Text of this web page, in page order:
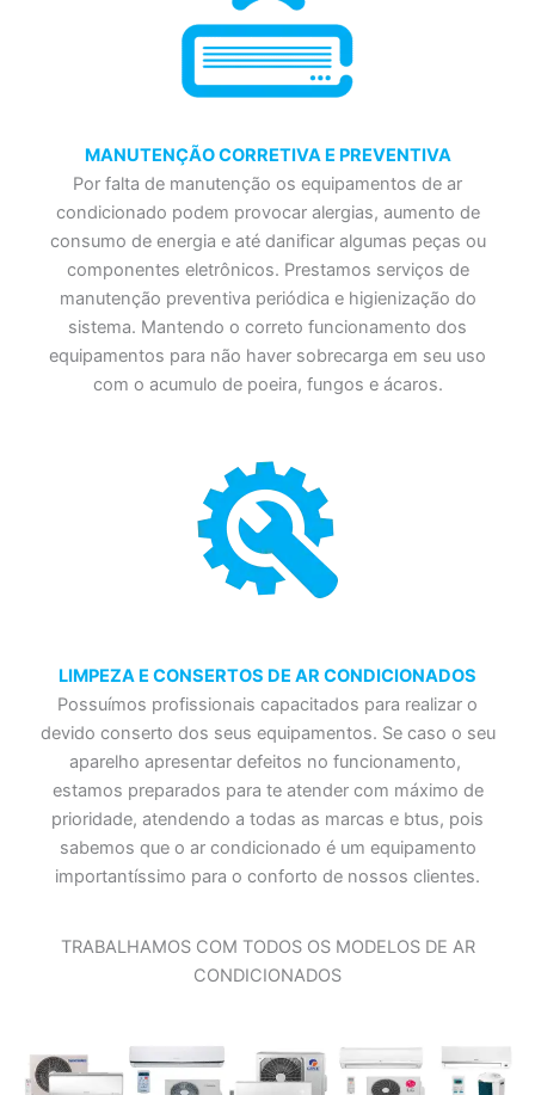
MANUTENÇÃO CORRETIVA E PREVENTIVA
Por falta de manutenção os equipamentos de ar
condicionado podem provocar alergias, aumento de
consumo de energia e até danificar algumas peças ou
componentes eletrônicos. Prestamos serviços de
manutenção preventiva periódica e higienização do
sistema. Mantendo o correto funcionamento dos
equipamentos para não haver sobrecarga em seu uso
com o acumulo de poeira, fungos e ácaros.
LIMPEZA E CONSERTOS DE AR CONDICIONADOS
Possuímos profissionais capacitados para realizar o
devido conserto dos seus equipamentos. Se caso o seu
aparelho apresentar defeitos no funcionamento,
estamos preparados para te atender com máximo de
prioridade, atendendo a todas as marcas e btus, pois
sabemos que o ar condicionado é um equipamento
importantíssimo para o conforto de nossos clientes.
TRABALHAMOS COM TODOS OS MODELOS DE AR
CONDICIONADOS